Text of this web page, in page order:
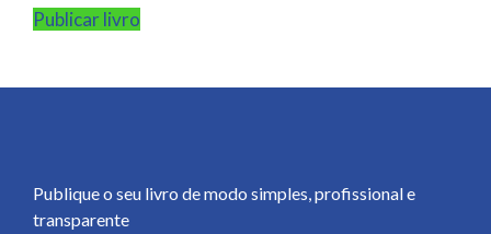
Publicar livro
Publique o seu livro de modo simples, profissional e
transparente